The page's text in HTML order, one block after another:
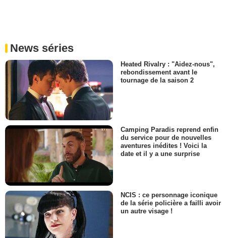
News séries
Heated Rivalry : "Aidez-nous",
rebondissement avant le
tournage de la saison 2
Camping Paradis reprend enfin
du service pour de nouvelles
aventures inédites ! Voici la
date et il y a une surprise
NCIS : ce personnage iconique
de la série policière a failli avoir
un autre visage !